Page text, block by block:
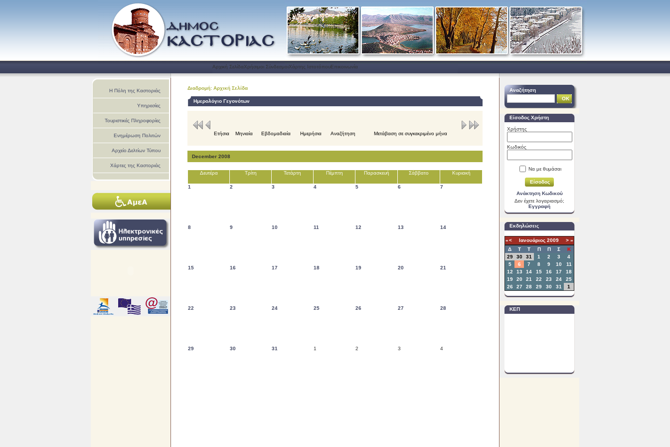
Αρχική ΣελίδαΧρήσιμοι ΣύνδεσμοιΧάρτης ΙστοτόπουΕπικοινωνία
Η Πόλη της Καστοριάς
Υπηρεσίες
Τουριστικές Πληροφορίες
Ενημέρωση Πολιτών
Αρχείο Δελτίων Τύπου
Χάρτες της Καστοριάς
Διαδρομή: Αρχική Σελίδα
Ημερολόγιο Γεγονότων
Ετήσια Μηνιαία Εβδομαδιαία Ημερήσια Αναζήτηση Μετάβαση σε συγκεκριμένο μήνα
December 2008
Δευτέρα Τρίτη Τετάρτη Πέμπτη Παρασκευή Σάββατο Κυριακή
1 2 3 4 5 6 7
8 9 10 11 12 13 14
15 16 17 18 19 20 21
22 23 24 25 26 27 28
29 30 31 1 2 3 4
Αναζήτηση
Είσοδος Χρήστη
Χρήστης
Κωδικός
Να με θυμάσαι
Ανάκτηση Κωδικού
Δεν έχετε λογαριασμό;
Εγγραφή
Εκδηλώσεις
«< Ιανουάριος 2009 > »
Δ
T Τ Π Π Σ
Κ
29
30 31 1 2 3
4
5
6 7 8 9 10
11
12
13 14 15 16 17
18
19
20 21 22 23 24
25
26
27 28 29 30 31 1
ΚΕΠ